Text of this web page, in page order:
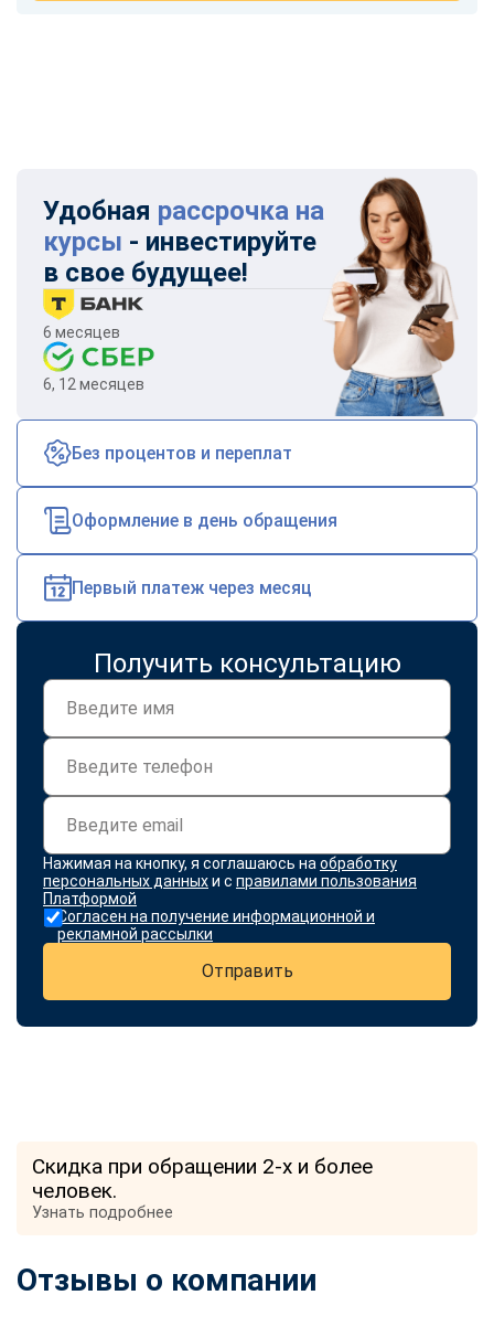
Удобная рассрочка на
курсы - инвестируйте
в свое будущее!
6 месяцев
6, 12 месяцев
Без процентов и переплат
Оформление в день обращения
Первый платеж через месяц
Получить консультацию
Нажимая на кнопку, я соглашаюсь на обработку
персональных данныхи с правилами пользования
Платформой
Согласен на получение информационной и
рекламной рассылки
Отправить
Скидка при обращении 2-х и более
человек.
Узнать подробнее
Отзывы о компании